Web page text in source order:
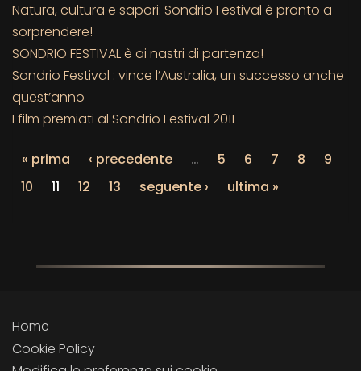
Natura, cultura e sapori: Sondrio Festival è pronto a
sorprendere!
SONDRIO FESTIVAL è ai nastri di partenza!
Sondrio Festival : vince l’Australia, un successo anche
quest’anno
I film premiati al Sondrio Festival 2011
« prima ‹ precedente … 5 6 7 8
9
10
11 12 13 seguente › ultima »
Home
Cookie Policy